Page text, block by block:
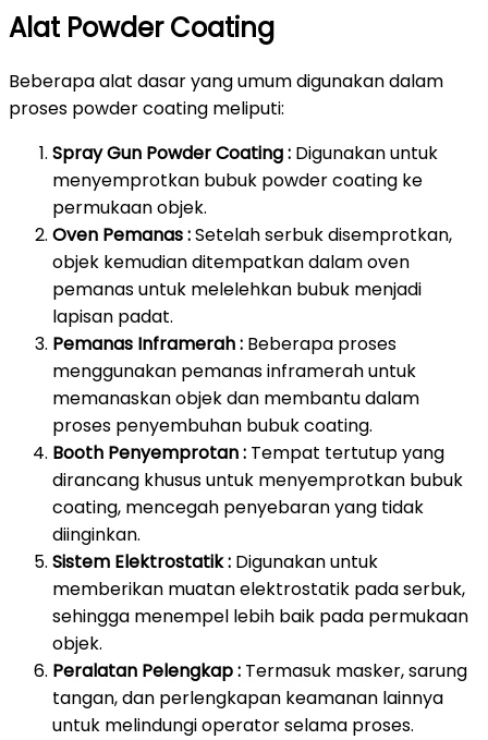
Alat Powder Coating
Beberapa alat dasar yang umum digunakan dalam
proses powder coating meliputi:
Spray Gun Powder Coating : Digunakan untuk
menyemprotkan bubuk powder coating ke
permukaan objek.
Oven Pemanas :Setelah serbuk disemprotkan,
objek kemudian ditempatkan dalam oven
pemanas untuk melelehkan bubuk menjadi
lapisan padat.
Pemanas Inframerah : Beberapa proses
menggunakan pemanas inframerah untuk
memanaskan objek dan membantu dalam
proses penyembuhan bubuk coating.
Booth Penyemprotan : Tempat tertutup yang
dirancang khusus untuk menyemprotkan bubuk
coating, mencegah penyebaran yang tidak
diinginkan.
Sistem Elektrostatik : Digunakan untuk
memberikan muatan elektrostatik pada serbuk,
sehingga menempel lebih baik pada permukaan
objek.
Peralatan Pelengkap : Termasuk masker, sarung
tangan, dan perlengkapan keamanan lainnya
untuk melindungi operator selama proses.